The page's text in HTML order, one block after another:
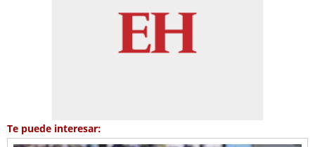
Te puede interesar: